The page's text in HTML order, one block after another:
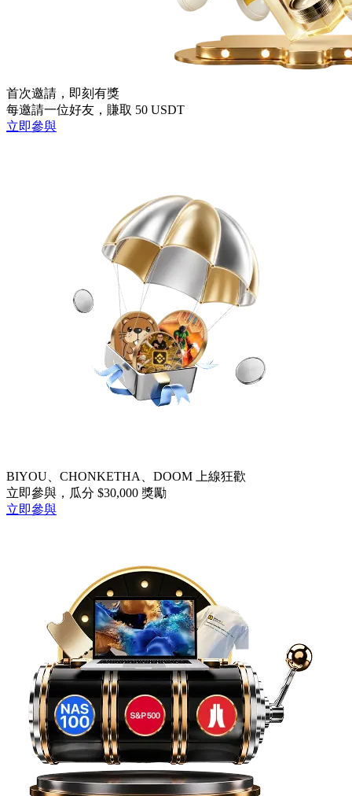
首次邀請，即刻有獎
每邀請一位好友，賺取 50 USDT
立即參與
BIYOU、CHONKETHA、DOOM 上線狂歡
立即參與，瓜分 $30,000 獎勵
立即參與